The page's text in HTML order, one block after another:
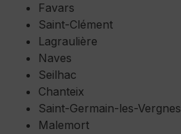
Favars
Saint-Clément
Lagraulière
Naves
Seilhac
Chanteix
Saint-Germain-les-Vergnes
Malemort